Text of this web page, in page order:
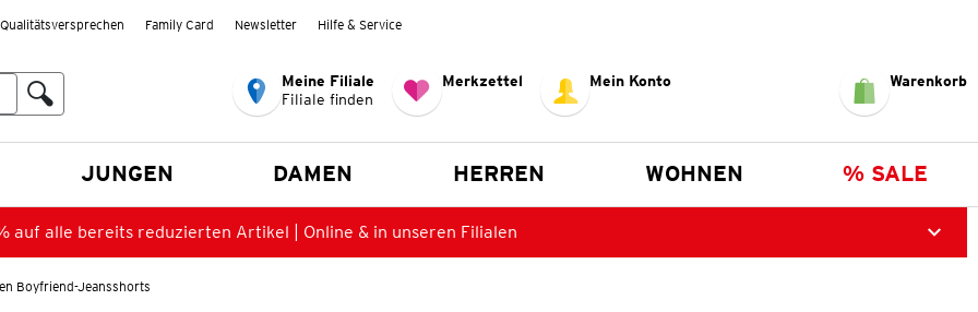
Qualitätsversprechen Family Card Newsletter Hilfe & Service
Meine Filiale
Filiale finden
Merkzettel Mein Konto Warenkorb
JUNGEN DAMEN HERREN WOHNEN % SALE
auf alle bereits reduzierten Artikel | Online & in unseren Filialen
Boyfriend-Jeansshorts